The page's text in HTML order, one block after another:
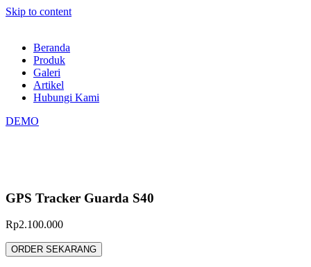
Skip to content
Beranda
Produk
Galeri
Artikel
Hubungi Kami
DEMO
GPS Tracker Guarda S40
Rp2.100.000
ORDER SEKARANG